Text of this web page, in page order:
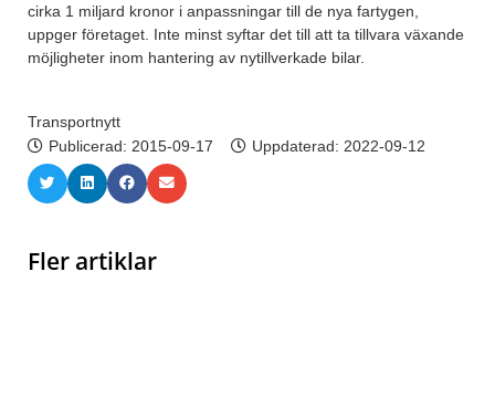
cirka 1 miljard kronor i anpassningar till de nya fartygen,
uppger företaget. Inte minst syftar det till att ta tillvara växande
möjligheter inom hantering av nytillverkade bilar.
Transportnytt
Publicerad: 2015-09-17 Uppdaterad: 2022-09-12
Fler artiklar